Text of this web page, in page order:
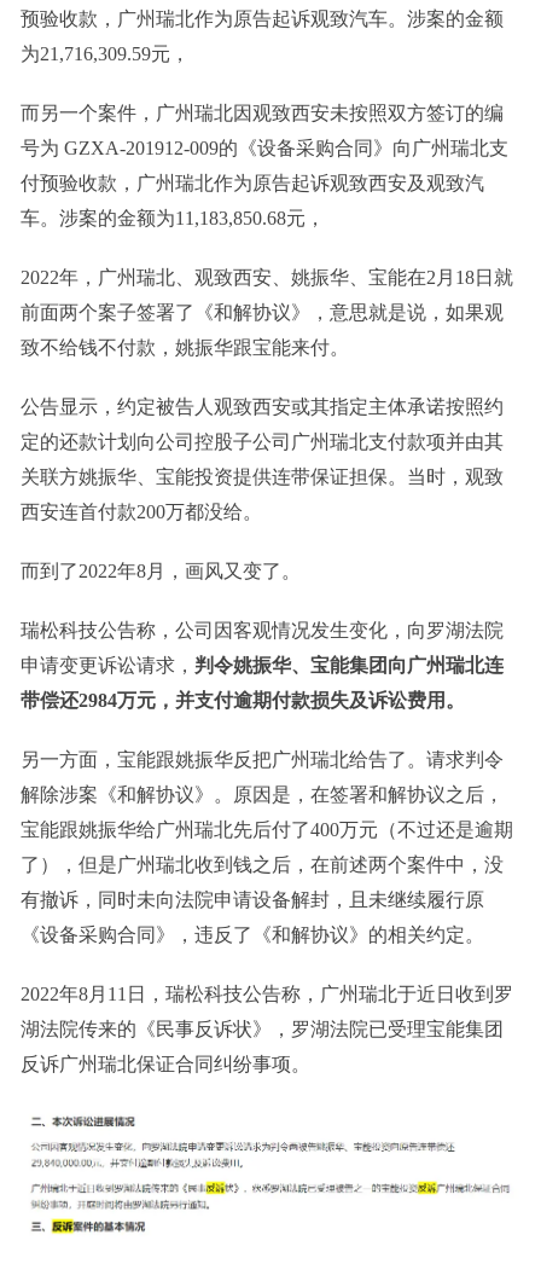
预验收款，广州瑞北作为原告起诉观致汽车。涉案的金额
为21,716,309.59元，
而另一个案件，广州瑞北因观致西安未按照双方签订的编
号为 GZXA-201912-009的《设备采购合同》向广州瑞北支
付预验收款，广州瑞北作为原告起诉观致西安及观致汽
车。涉案的金额为11,183,850.68元，
2022年，广州瑞北、观致西安、姚振华、宝能在2月18日就
前面两个案子签署了《和解协议》，意思就是说，如果观
致不给钱不付款，姚振华跟宝能来付。
公告显示，约定被告人观致西安或其指定主体承诺按照约
定的还款计划向公司控股子公司广州瑞北支付款项并由其
关联方姚振华、宝能投资提供连带保证担保。当时，观致
西安连首付款200万都没给。
而到了2022年8月，画风又变了。
瑞松科技公告称，公司因客观情况发生变化，向罗湖法院
申请变更诉讼请求， 判令姚振华、宝能集团向广州瑞北连
带偿还2984万元，并支付逾期付款损失及诉讼费用。
另一方面，宝能跟姚振华反把广州瑞北给告了。请求判令
解除涉案《和解协议》。原因是，在签署和解协议之后，
宝能跟姚振华给广州瑞北先后付了400万元（不过还是逾期
了），但是广州瑞北收到钱之后，在前述两个案件中，没
有撤诉，同时未向法院申请设备解封，且未继续履行原
《设备采购合同》，违反了《和解协议》的相关约定。
2022年8月11日，瑞松科技公告称，广州瑞北于近日收到罗
湖法院传来的《民事反诉状》，罗湖法院已受理宝能集团
反诉广州瑞北保证合同纠纷事项。